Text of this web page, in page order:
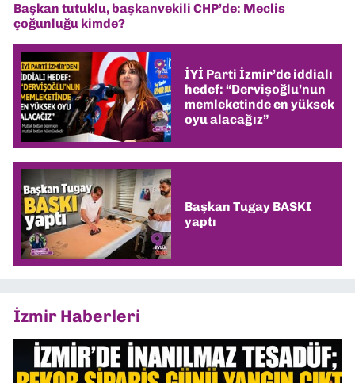
Başkan tutuklu, başkanvekili CHP’de: Meclis
çoğunluğu kimde?
İYİ Parti İzmir’de iddialı
hedef: “Dervişoğlu’nun
memleketinde en yüksek
oyu alacağız”
Başkan Tugay BASKI
yaptı
İzmir Haberleri